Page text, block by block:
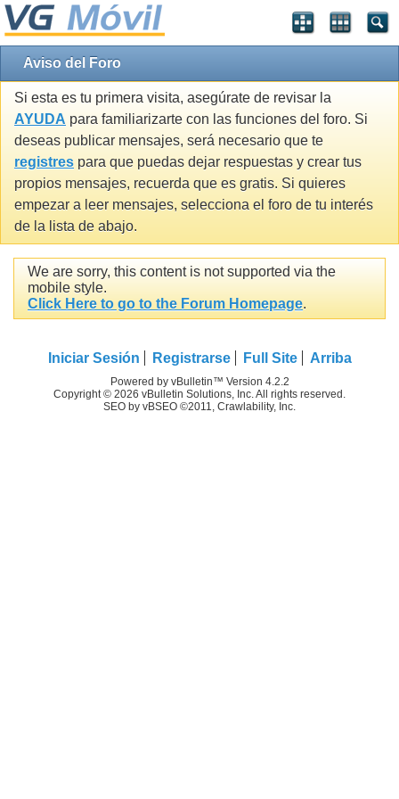
Aviso del Foro
Si esta es tu primera visita, asegúrate de revisar la
AYUDA para familiarizarte con las funciones del foro. Si
deseas publicar mensajes, será necesario que te
registres para que puedas dejar respuestas y crear tus
propios mensajes, recuerda que es gratis. Si quieres
empezar a leer mensajes, selecciona el foro de tu interés
de la lista de abajo.
We are sorry, this content is not supported via the
mobile style.
Click Here to go to the Forum Homepage.
Iniciar Sesión Registrarse Full Site Arriba
Powered by vBulletin™ Version 4.2.2
Copyright © 2026 vBulletin Solutions, Inc. All rights reserved.
SEO by vBSEO ©2011, Crawlability, Inc.